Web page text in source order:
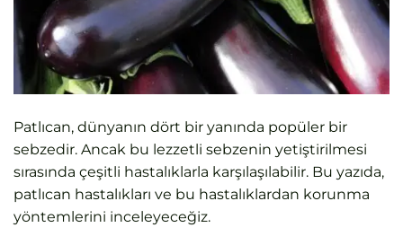
Patlıcan, dünyanın dört bir yanında popüler bir
sebzedir. Ancak bu lezzetli sebzenin yetiştirilmesi
sırasında çeşitli hastalıklarla karşılaşılabilir. Bu yazıda,
patlıcan hastalıkları ve bu hastalıklardan korunma
yöntemlerini inceleyeceğiz.